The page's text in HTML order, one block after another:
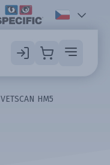
VETSCAN HM5